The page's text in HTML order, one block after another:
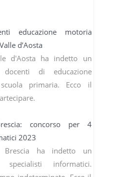
educazione motoria
d’Aosta
d'Aosta ha indetto un
di educazione
primaria. Ecco il
concorso per 4
2023
ha indetto un
informatici.